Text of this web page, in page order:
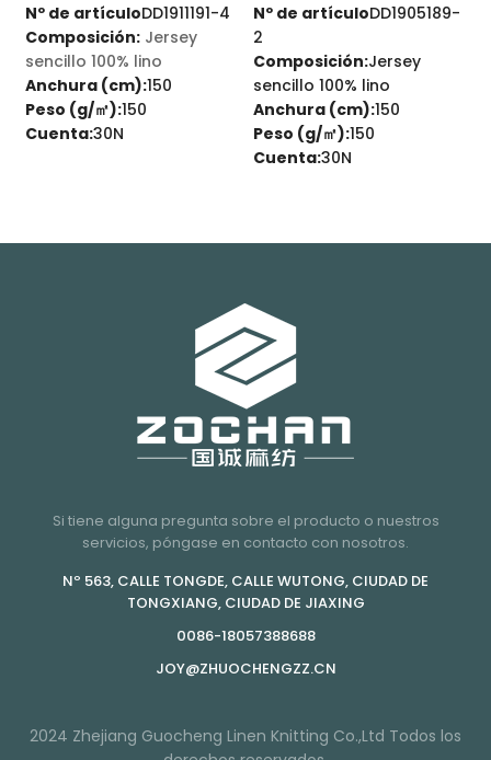
Nº de artículoDD1911191-4
Composición: Jersey
sencillo 100% lino
Anchura (cm):150
Peso (g/㎡):150
Cuenta:30N
Nº de artículoDD1905189-
2
Composición:Jersey
sencillo 100% lino
Anchura (cm):150
Peso (g/㎡):150
Cuenta:30N
Si tiene alguna pregunta sobre el producto o nuestros
servicios, póngase en contacto con nosotros.
Nº 563, CALLE TONGDE, CALLE WUTONG, CIUDAD DE
TONGXIANG, CIUDAD DE JIAXING
0086-18057388688
JOY@ZHUOCHENGZZ.CN
2024 Zhejiang Guocheng Linen Knitting Co.,Ltd Todos los